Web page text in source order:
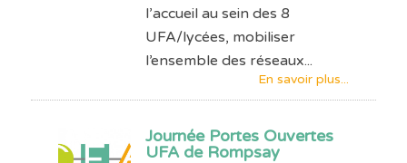
l’accueil au sein des 8
UFA/lycées, mobiliser
l’ensemble des réseaux...
En savoir plus...
Journée Portes Ouvertes
UFA de Rompsay